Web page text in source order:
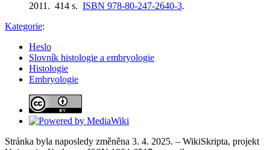
2011. 414 s. ISBN 978-80-247-2640-3.
Kategorie:
Heslo
Slovník histologie a embryologie
Histologie
Embryologie
Stránka byla naposledy změněna 3. 4. 2025. – WikiSkripta, projekt